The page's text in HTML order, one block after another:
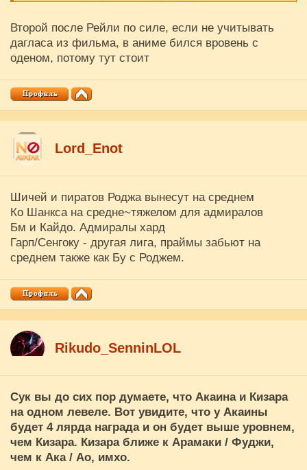
Второй после Рейли по силе, если не учитывать
дагласа из фильма, в аниме бился вровень с
оденом, потому тут стоит
Lord_Enot
Шичей и пиратов Роджа вынесут на среднем
Ко Шанкса на средне~тяжелом для адмиралов
Бм и Кайдо. Адмиралы хард
Гарп/Сенгоку - другая лига, праймы забьют на
среднем также как Бу с Роджем.
Rikudo_SenninLOL
Сук вы до сих пор думаете, что Акаина и Кизара
на одном левеле. Вот увидите, что у Акаины
будет 4 лярда награда и он будет выше уровнем,
чем Кизара. Кизара ближе к Арамаки / Фуджи,
чем к Ака / Ао, имхо.